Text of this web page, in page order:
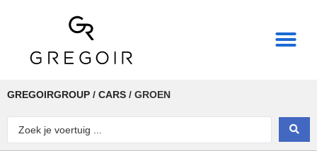
GREGOIRGROUP / CARS / GROEN